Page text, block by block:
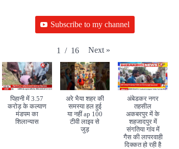
Subscribe to my channel
1 / 16 Next »
पिहानी में 3.57
करोड़ के कल्याण
मंडपम का
शिलान्यास
अरे भैया शहर की
समस्या हल हुई
या नहीं ap 100
टीवी लाइव से
जुड़
अंबेडकर नगर
तहसील
अकबरपुर में के
शहजादपुर में
संगतिया गांव में
गैस की लापरवाही
दिक्कत हो रही है